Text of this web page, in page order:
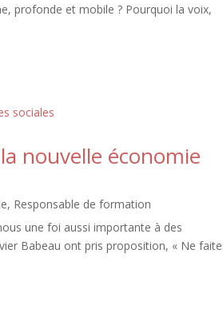
profonde et mobile ? Pourquoi la voix,
nouvelle économie
, Responsable de formation
une foi aussi importante à des
Babeau ont pris proposition, « Ne